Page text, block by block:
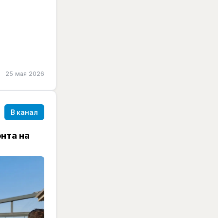
Ультра
25 мая 2026
В канал
на